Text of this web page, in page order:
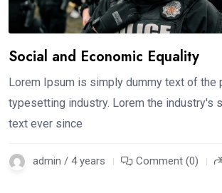
Social and Economic Equality
Lorem Ipsum is simply dummy text of the
typesetting industry. Lorem the industry's
text ever since
admin / 4 years Comment (0)